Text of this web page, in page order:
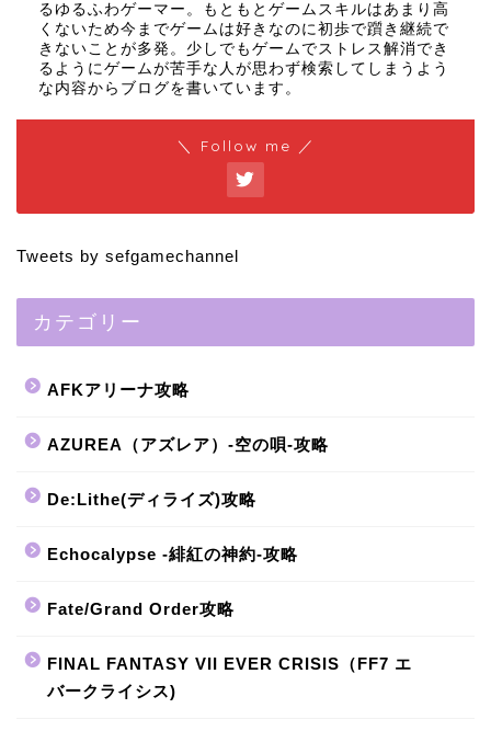
るゆるふわゲーマー。もともとゲームスキルはあまり高
くないため今までゲームは好きなのに初歩で躓き継続で
きないことが多発。少しでもゲームでストレス解消でき
るようにゲームが苦手な人が思わず検索してしまうよう
な内容からブログを書いています。
＼ Follow me ／
Tweets by sefgamechannel
カテゴリー
AFKアリーナ攻略
AZUREA（アズレア）-空の唄-攻略
De:Lithe(ディライズ)攻略
Echocalypse -緋紅の神約-攻略
Fate/Grand Order攻略
FINAL FANTASY VII EVER CRISIS（FF7 エ
バークライシス)